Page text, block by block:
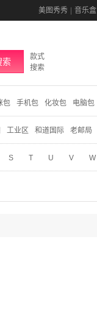
美图秀秀 音乐盒
索
款式
搜索
包 手机包 化妆包 电脑包
工业区 和道国际 老邮局
S T U V W